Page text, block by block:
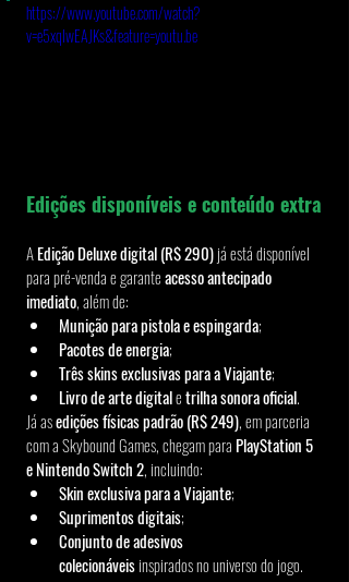
https://www.youtube.com/watch?
v=e5xqIwEAJKs&feature=youtu.be
Edições disponíveis e conteúdo extra
A Edição Deluxe digital (R$ 290) já está disponível
para pré-venda e garante acesso antecipado
imediato, além de:
Munição para pistola e espingarda;
Pacotes de energia;
Três skins exclusivas para a Viajante;
Livro de arte digital e trilha sonora oficial.
Já as edições físicas padrão (R$ 249), em parceria
com a Skybound Games, chegam para PlayStation 5
e Nintendo Switch 2, incluindo:
Skin exclusiva para a Viajante;
Suprimentos digitais;
Conjunto de adesivos
colecionáveis inspirados no universo do jogo.